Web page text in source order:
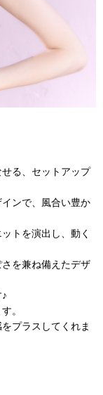
る、セットアップ
ンで、風合い豊か
トを演出し、動く
を兼ね備えたデザ
。
プラスしてくれま